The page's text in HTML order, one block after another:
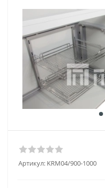
Артикул: KRM04/900-1000